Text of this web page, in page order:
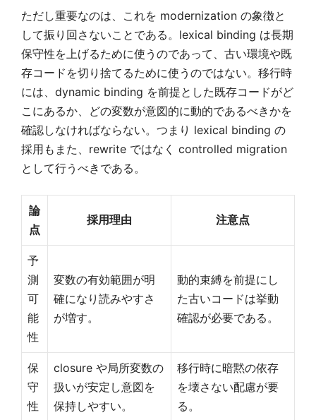
ただし重要なのは、これを modernization の象徴と
して振り回さないことである。lexical binding は長期
保守性を上げるために使うのであって、古い環境や既
存コードを切り捨てるために使うのではない。移行時
には、dynamic binding を前提とした既存コードがど
こにあるか、どの変数が意図的に動的であるべきかを
確認しなければならない。つまり lexical binding の
採用もまた、rewrite ではなく controlled migration
として行うべきである。
論
点
採用理由 注意点
予
測
可
能
性
変数の有効範囲が明
確になり読みやすさ
が増す。
動的束縛を前提にし
た古いコードは挙動
確認が必要である。
保
守
性
closure や局所変数の
扱いが安定し意図を
保持しやすい。
移行時に暗黙の依存
を壊さない配慮が要
る。